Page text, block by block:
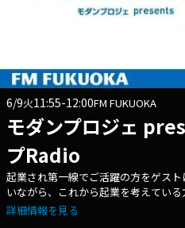
6/9火11:55-12:00FM FUKUOKA
モダンプロジェ
プRadio
起業され第一線でご活躍の方をゲス
いながら、これから起業を考えてい
組。 毎週あるキーワードに沿って起
詳細情報を見る